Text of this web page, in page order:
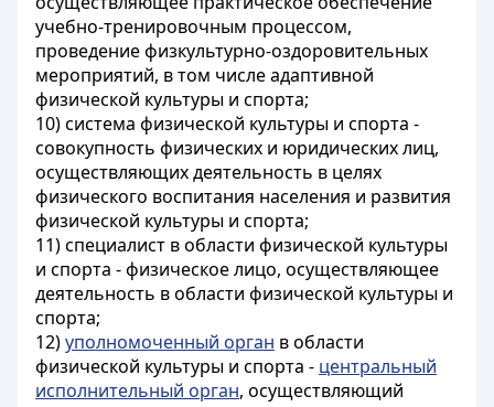
учебно-тренировочным процессом,
проведение физкультурно-оздоровительных
мероприятий, в том числе адаптивной
физической культуры и спорта;
10) система физической культуры и спорта -
совокупность физических и юридических лиц,
осуществляющих деятельность в целях
физического воспитания населения и развития
физической культуры и спорта;
11) специалист в области физической культуры
и спорта - физическое лицо, осуществляющее
деятельность в области физической культуры и
спорта;
12)уполномоченный орган в области
физической культуры и спорта - центральный
исполнительный орган, осуществляющий